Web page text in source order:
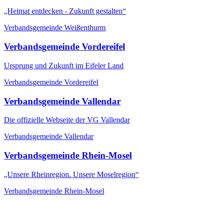
„Heimat entdecken - Zukunft gestalten“
Verbandsgemeinde Weißenthurm
Verbandsgemeinde Vordereifel
Ursprung und Zukunft im Eifeler Land
Verbandsgemeinde Vordereifel
Verbandsgemeinde Vallendar
Die offizielle Webseite der VG Vallendar
Verbandsgemeinde Vallendar
Verbandsgemeinde Rhein-Mosel
„Unsere Rheinregion. Unsere Moselregion“
Verbandsgemeinde Rhein-Mosel